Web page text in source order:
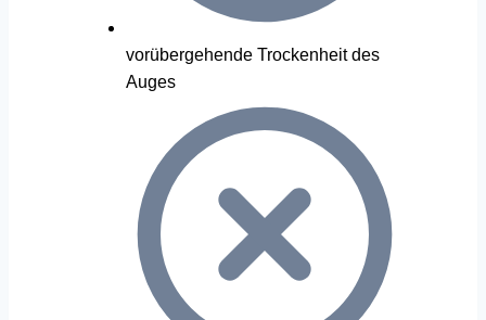
vorübergehende Trockenheit des
Auges